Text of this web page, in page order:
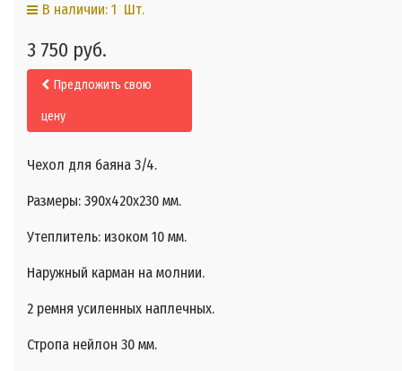
В наличии: 1 Шт.
3 750 руб.
Предложить свою
цену
Чехол для баяна 3/4.
Размеры: 390х420х230 мм.
Утеплитель: изоком 10 мм.
Наружный карман на молнии.
2 ремня усиленных наплечных.
Стропа нейлон 30 мм.